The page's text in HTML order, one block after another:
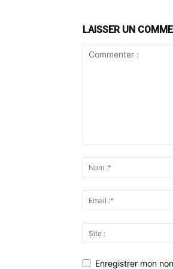
LAISSER UN
Enregistrer mon